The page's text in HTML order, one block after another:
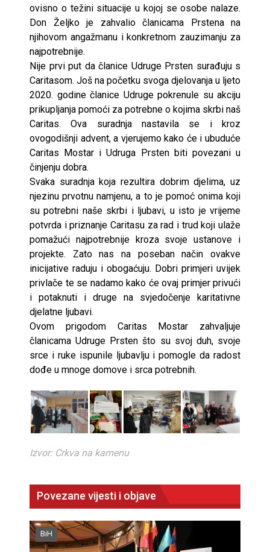
ovisno o težini situacije u kojoj se osobe nalaze.
Don Željko je zahvalio članicama Prstena na
njihovom angažmanu i konkretnom zauzimanju za
najpotrebnije.
Nije prvi put da članice Udruge Prsten surađuju s
Caritasom. Još na početku svoga djelovanja u ljeto
2020. godine članice Udruge pokrenule su akciju
prikupljanja pomoći za potrebne o kojima skrbi naš
Caritas. Ova suradnja nastavila se i kroz
ovogodišnji advent, a vjerujemo kako će i ubuduće
Caritas Mostar i Udruga Prsten biti povezani u
činjenju dobra.
Svaka suradnja koja rezultira dobrim djelima, uz
njezinu prvotnu namjenu, a to je pomoć onima koji
su potrebni naše skrbi i ljubavi, u isto je vrijeme
potvrda i priznanje Caritasu za rad i trud koji ulaže
pomažući najpotrebnije kroza svoje ustanove i
projekte. Zato nas na poseban način ovakve
inicijative raduju i obogaćuju. Dobri primjeri uvijek
privlače te se nadamo kako će ovaj primjer privući
i potaknuti i druge na svjedočenje karitativne
djelatne ljubavi.
Ovom prigodom Caritas Mostar zahvaljuje
članicama Udruge Prsten što su svoj duh, svoje
srce i ruke ispunile ljubavlju i pomogle da radost
dođe u mnoge domove i srca potrebnih.
Izvor: Crkva na kamenu
Povezane vijesti i objave
BiH